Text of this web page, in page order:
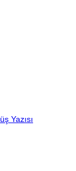
Yazısı